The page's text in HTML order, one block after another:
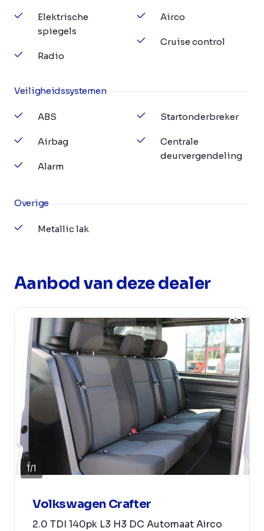
Elektrische
spiegels
Radio
Airco
Cruise control
Veiligheidssystemen
ABS
Airbag
Alarm
Startonderbreker
Centrale
deurvergendeling
Overige
Metallic lak
Aanbod van deze dealer
1/1
Volkswagen Crafter
2.0 TDI 140pk L3 H3 DC Automaat Airco